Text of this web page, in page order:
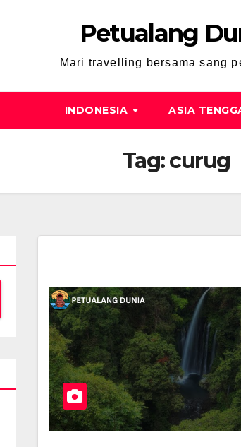
Petualang
Mari travelling bersama sang
INDONESIA ASIA
Tag:curug